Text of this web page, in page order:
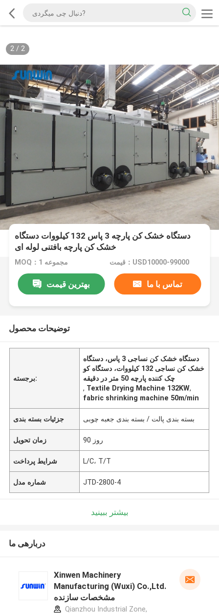
2/ 2
دستگاه خشک کن پارچه 3 پاس 132 کیلووات دستگاه
خشک کن پارچه بافتنی لوله ای
MOQ：1 مجموعه قیمت：USD10000-99000
بهترین قیمت تماس با ما
توضیحات محصول
برجسته:
دستگاه خشک کن نساجی 3 پاس، دستگاه
خشک کن نساجی 132 کیلووات، دستگاه کو
چک کننده پارچه 50 متر در دقیقه
, Textile Drying Machine 132KW,
fabric shrinking machine 50m/min
جزئیات بسته بندی بسته بندی پالت / بسته بندی جعبه چوبی
زمان تحویل 90 روز
شرایط پرداخت L/C، T/T
شماره مدل JTD-2800-4
بیشتر ببینید
دربارهی ما
Xinwen Machinery
Manufacturing (Wuxi) Co.,Ltd.
مشخصات سازنده
Qianzhou Industrial Zone,